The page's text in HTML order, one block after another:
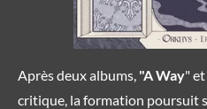
Après deux albums, "A Way" et
critique, la formation poursuit